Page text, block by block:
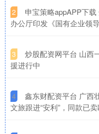
2
申宝策略appAPP下
办公厅印发《国有企业领
3
炒股配资网平台 山西
援进行中
4
鑫东财配资平台 广西
文旅跟进“安利”，同款已